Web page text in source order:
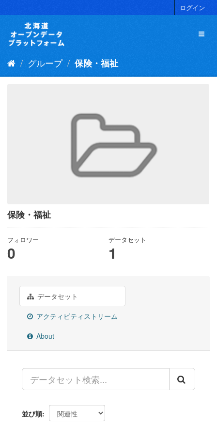
キ
ログイン
グループ 保険・福祉
保険・福祉
フォロワー
0
データセット
1
データセット
アクティビティストリーム
About
並び順